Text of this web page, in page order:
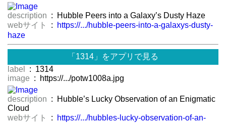
description : Hubble Peers into a Galaxy’s Dusty Haze
webサイト
:
https://.../hubble-peers-into-a-galaxys-dusty-
haze
「1314」をアプリで見る
label
: 1314
image : https://.../potw1008a.jpg
description : Hubble’s Lucky Observation of an Enigmatic
Cloud
webサイト
:
https://.../hubbles-lucky-observation-of-an-